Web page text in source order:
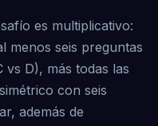
es multiplicativo:
menos seis preguntas
D), más todas las
con seis
además de